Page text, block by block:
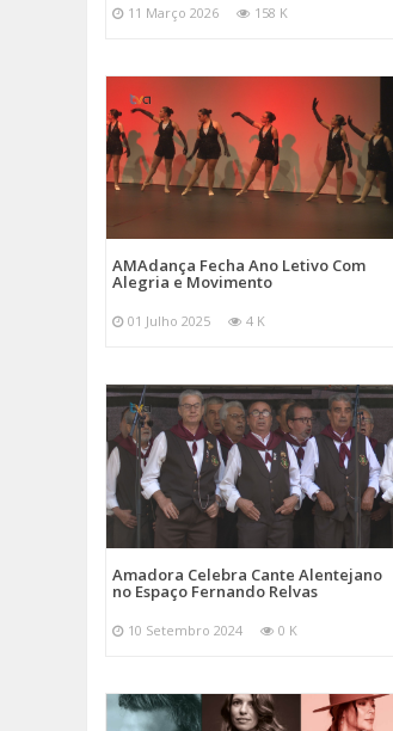
11 Março 2026 158 K
AMAdança Fecha Ano Letivo Com
Alegria e Movimento
01 Julho 2025 4 K
Amadora Celebra Cante Alentejano
no Espaço Fernando Relvas
10 Setembro 2024 0 K